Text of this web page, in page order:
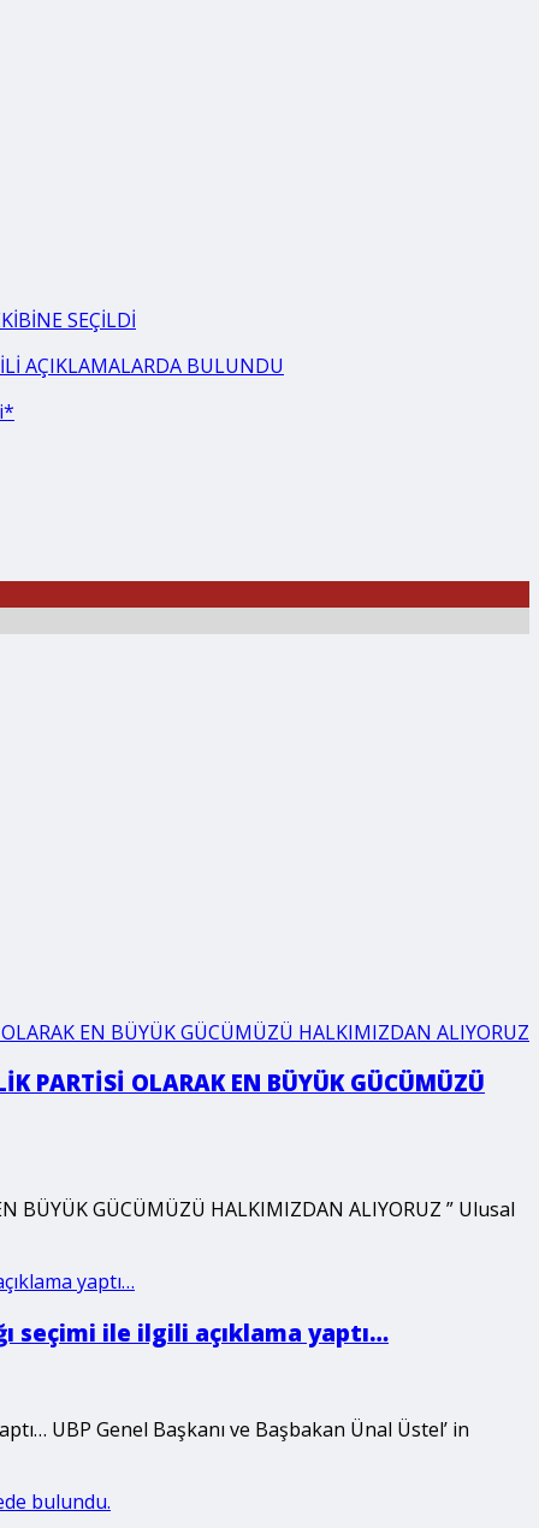
SEÇİLDİ
AÇIKLAMALARDA BULUNDU
PARTİSİ OLARAK EN BÜYÜK GÜCÜMÜZÜ
BÜYÜK GÜCÜMÜZÜ HALKIMIZDAN ALIYORUZ ” Ulusal
seçimi ile ilgili açıklama yaptı…
UBP Genel Başkanı ve Başbakan Ünal Üstel’ in